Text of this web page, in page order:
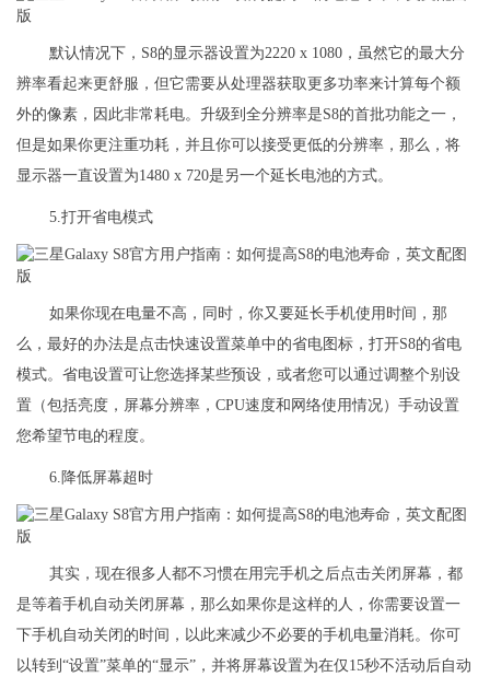
默认情况下，S8的显示器设置为2220 x 1080，虽然它的最大分
辨率看起来更舒服，但它需要从处理器获取更多功率来计算每个额
外的像素，因此非常耗电。升级到全分辨率是S8的首批功能之一，
但是如果你更注重功耗，并且你可以接受更低的分辨率，那么，将
显示器一直设置为1480 x 720是另一个延长电池的方式。
5.打开省电模式
如果你现在电量不高，同时，你又要延长手机使用时间，那
么，最好的办法是点击快速设置菜单中的省电图标，打开S8的省电
模式。省电设置可让您选择某些预设，或者您可以通过调整个别设
置（包括亮度，屏幕分辨率，CPU速度和网络使用情况）手动设置
您希望节电的程度。
6.降低屏幕超时
其实，现在很多人都不习惯在用完手机之后点击关闭屏幕，都
是等着手机自动关闭屏幕，那么如果你是这样的人，你需要设置一
下手机自动关闭的时间，以此来减少不必要的手机电量消耗。你可
以转到“设置”菜单的“显示”，并将屏幕设置为在仅15秒不活动后自动